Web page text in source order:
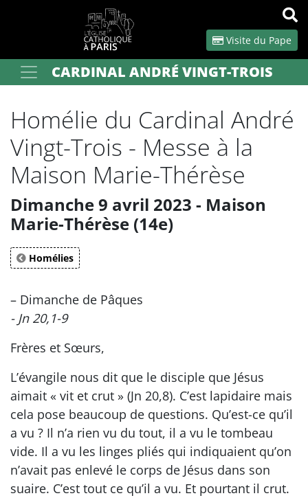
Visite du Pape
Votre recherche OK
CARDINAL ANDRÉ VINGT-TROIS
Homélie du Cardinal André
Vingt-Trois - Messe à la
Maison Marie-Thérèse
Dimanche 9 avril 2023 - Maison
Marie-Thérèse (14e)
Homélies
– Dimanche de Pâques
- Jn 20,1-9
Frères et Sœurs,
L’évangile nous dit que le disciple que Jésus
aimait « vit et crut » (Jn 20,8). C’est lapidaire mais
cela pose beaucoup de questions. Qu’est-ce qu’il
a vu ? Il n’a rien vu du tout, il a vu le tombeau
vide. Il a vu les linges pliés qui indiquaient qu’on
n’avait pas enlevé le corps de Jésus dans son
suaire. C’est tout ce qu’il a vu. Et pourtant il crut.
Panneau de gestion des cookies